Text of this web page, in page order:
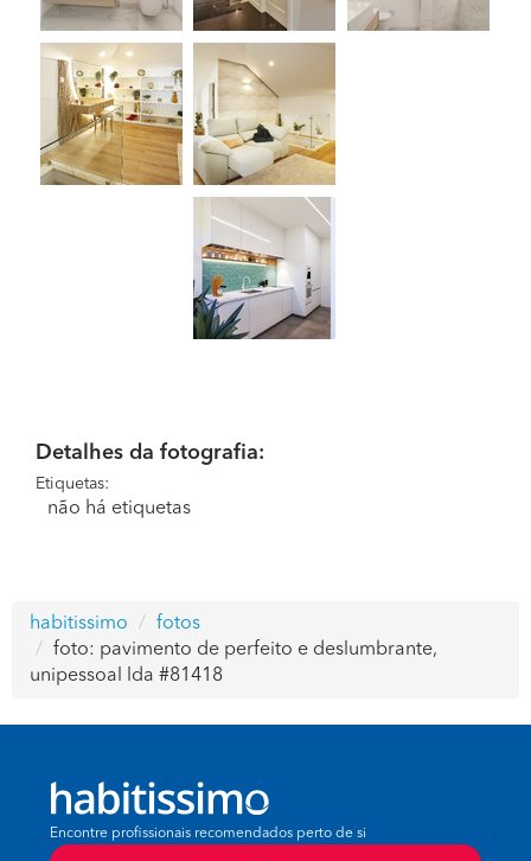
Detalhes da fotografia:
Etiquetas:
não há etiquetas
habitissimo
fotos
foto: pavimento de perfeito e deslumbrante,
unipessoal lda #81418
Encontre profissionais recomendados perto de si